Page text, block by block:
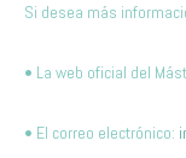
Si desea más
• La web oficial del
• El correo electrónico: